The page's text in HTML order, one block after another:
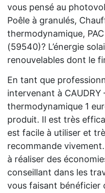
vous pensé au
Poêle à granulés,
thermodynamique,
(59540)? L’énergie
renouvelables dont le
En tant que
intervenant à CAUDRY
thermodynamique 1
produit. Il est très
est facile à utiliser et
recommande
à réaliser des
conseillant dans les
vous faisant bénéficier